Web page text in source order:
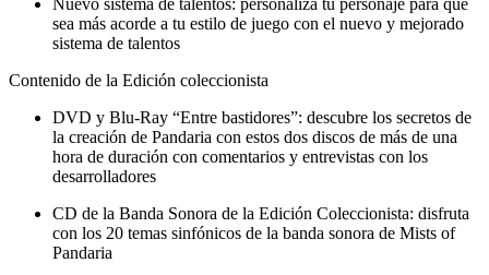
sea más acorde a tu estilo de juego con el nuevo y mejorado
sistema de talentos
Contenido de la Edición coleccionista
DVD y Blu-Ray “Entre bastidores”: descubre los secretos de
la creación de Pandaria con estos dos discos de más de una
hora de duración con comentarios y entrevistas con los
desarrolladores
CD de la Banda Sonora de la Edición Coleccionista: disfruta
con los 20 temas sinfónicos de la banda sonora de Mists of
Pandaria